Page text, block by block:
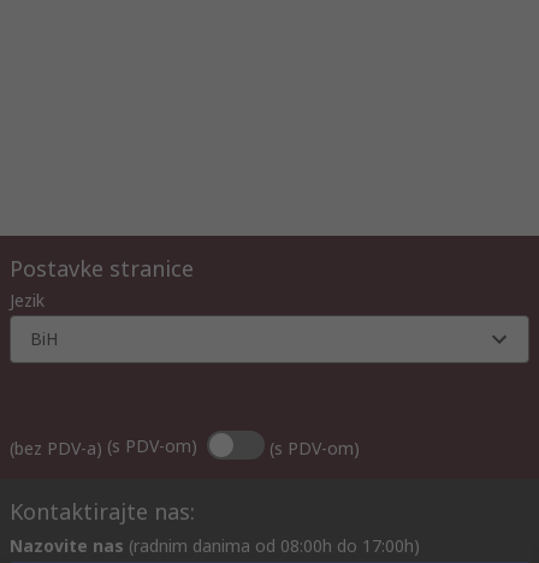
Postavke stranice
Jezik
BiH
(bez PDV-a) (s PDV-om) (s PDV-om)
Kontaktirajte nas:
Nazovite nas (radnim danima od 08:00h do 17:00h)